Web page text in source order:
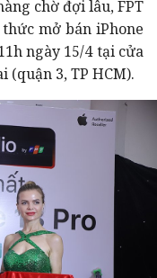
chờ đợi lâu, FPT
thức mở bán iPhone
ngày 15/4 tại cửa
(quận 3, TP HCM).